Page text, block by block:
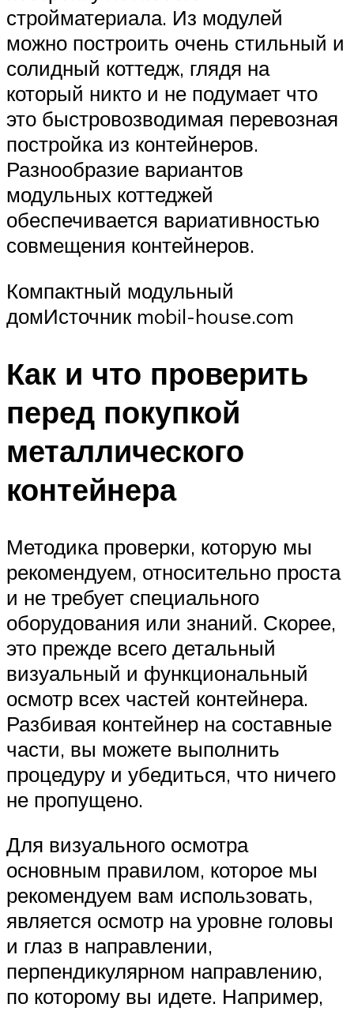
стройматериала. Из модулей
можно построить очень стильный и
солидный коттедж, глядя на
который никто и не подумает что
это быстровозводимая перевозная
постройка из контейнеров.
Разнообразие вариантов
модульных коттеджей
обеспечивается вариативностью
совмещения контейнеров.
Компактный модульный
домИсточник mobil-house.com
Как и что проверить
перед покупкой
металлического
контейнера
Методика проверки, которую мы
рекомендуем, относительно проста
и не требует специального
оборудования или знаний. Скорее,
это прежде всего детальный
визуальный и функциональный
осмотр всех частей контейнера.
Разбивая контейнер на составные
части, вы можете выполнить
процедуру и убедиться, что ничего
не пропущено.
Для визуального осмотра
основным правилом, которое мы
рекомендуем вам использовать,
является осмотр на уровне головы
и глаз в направлении,
перпендикулярном направлению,
по которому вы идете. Например,